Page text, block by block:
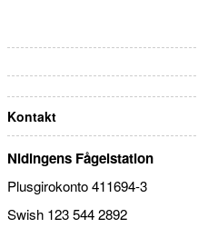
Kontakt
Nidingens Fågelstation
Plusgirokonto 411694-3
Swish 123 544 2892